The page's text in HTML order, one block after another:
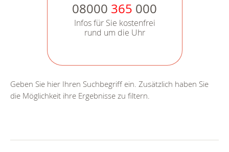
08000 365 000
Infos für Sie kostenfrei
rund um die Uhr
Geben Sie hier Ihren Suchbegriff ein. Zusätzlich haben Sie
die Möglichkeit ihre Ergebnisse zu filtern.